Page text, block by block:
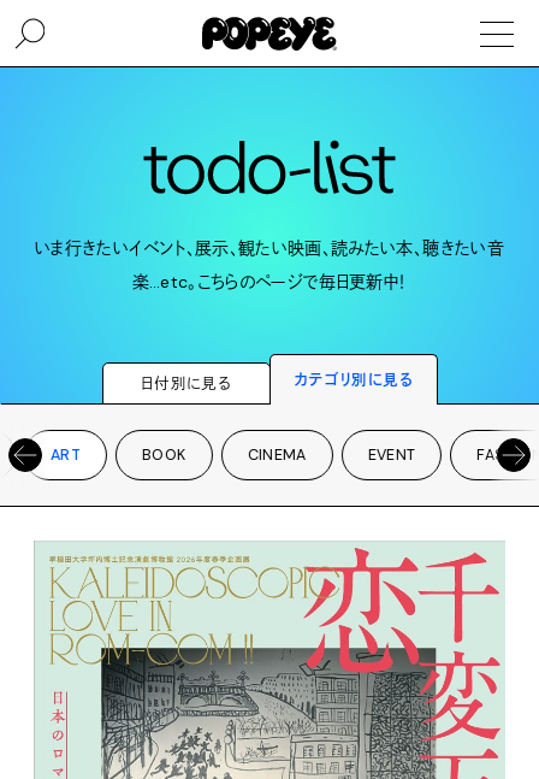
いま行きたいイベント、展示、観たい映画、読みたい本、聴きたい音
楽…etc。こちらのページで毎日更新中！
日付別に見る カテゴリ別に見る
ART BOOK CINEMA EVENT